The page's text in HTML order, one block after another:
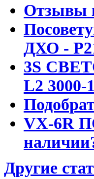
Отзывы
ДХО -
3S
L2 3000-
VX-6R
Другие